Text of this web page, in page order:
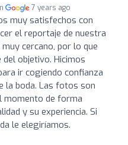
7 years ago
muy satisfechos con
el reportaje de nuestra
cercano, por lo que
objetivo. Hicimos
ir cogiendo confianza
la boda. Las fotos son
momento de forma
y su experiencia. Si
le elegiríamos.